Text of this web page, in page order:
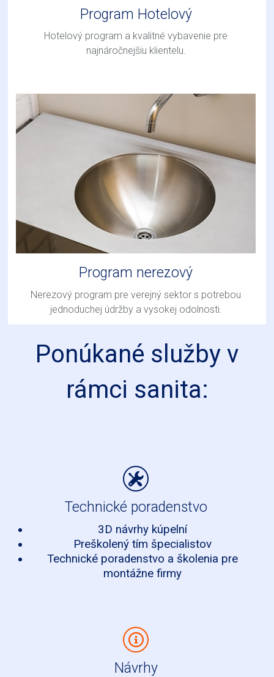
Program Hotelový
Hotelový program a kvalitné vybavenie pre
najnáročnejšiu klientelu.
Program nerezový
Nerezový program pre verejný sektor s potrebou
jednoduchej údržby a vysokej odolnosti.
Ponúkané služby v
rámci sanita:
Technické poradenstvo
3D návrhy kúpelní
Preškolený tím špecialistov
Technické poradenstvo a školenia pre
montážne firmy
Návrhy